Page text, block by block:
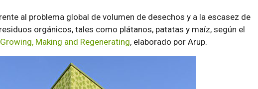
al problema global de volumen de desechos y a la escasez de
orgánicos, tales como plátanos, patatas y maíz, según el
Making and Regenerating, elaborado por Arup.